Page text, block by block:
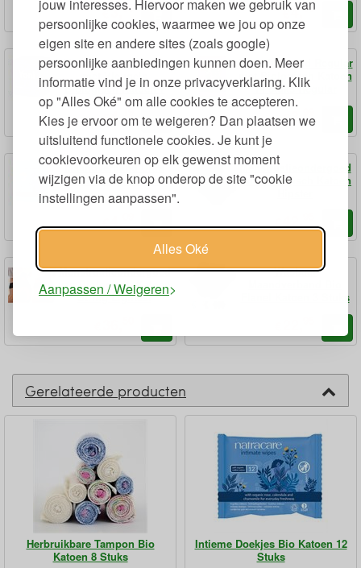
jouw interesses. Hiervoor maken we gebruik van
persoonlijke cookies, waarmee we jou op onze
eigen site en andere sites (zoals google)
persoonlijke aanbiedingen kunnen doen. Meer
informatie vind je in onze privacyverklaring. Klik
op "Alles Oké" om alle cookies te accepteren.
Kies je ervoor om te weigeren? Dan plaatsen we
uitsluitend functionele cookies. Je kunt je
cookievoorkeuren op elk gewenst moment
wijzigen via de knop onderop de site "cookie
instellingen aanpassen".
Alles Oké
Aanpassen / Weigeren
€3,95 €4,39
Maandverband Night
met Vleugels
Biologisch Katoen 7
stuks
€4,
Maandverband Regular
met Biologisch Katoen
14 stuks Regular
€ 3,
Maandverband Ultra
met Vleugels Eco
Menstruatieondergoed
van Biologisch Katoen
Menstruatieondergoed
van Biologisch Katoen
String Lightest
Wasbaar
Flanel Katoen 3 Stuks
Gerelateerde producten
Herbruikbare Tampon Bio
Katoen 8 Stuks
Intieme Doekjes Bio Katoen 12
Stuks